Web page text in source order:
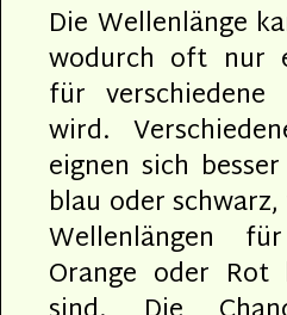
Die Wellenlänge
wodurch oft nur
für verschiedene
wird.
eignen sich
blau oder
Wellenlängen
Orange oder Rot